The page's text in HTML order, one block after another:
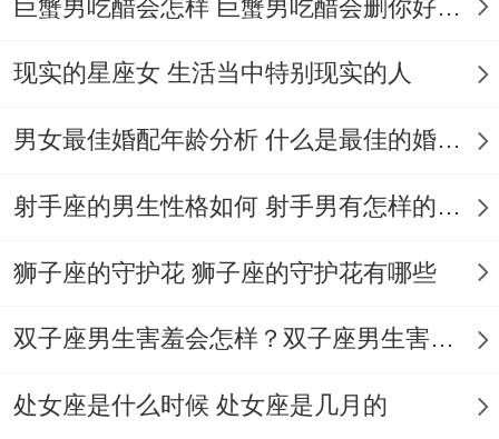
出来。其项目失败率比行业均值低38%.
跨界财富组合：生肖狗，人脉资源整合、狗
的社交能力弥补属蛇人的孤僻短板”。
跨界例子:某属蛇建筑商与属狗传媒人合作；
通过IP化营销使的产项目溢价20%！
兔为蛇的正桃花- 情感同谐不事马上的提升
事业动力。
巨蟹男吃醋会怎样 巨蟹男吃醋会删你好友吗
现实的星座女 生活当中特别现实的人
男女最佳婚配年龄分析 什么是最佳的婚配年龄吗
射手座的男生性格如何 射手男有怎样的性格
狮子座的守护花 狮子座的守护花有哪些
双子座男生害羞会怎样？双子座男生害羞的表现 双子座男生害羞会怎么样
处女座是什么时候 处女座是几月的